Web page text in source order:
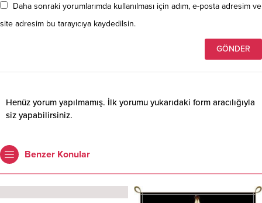
Daha sonraki yorumlarımda kullanılması için adım, e-posta adresim ve
site adresim bu tarayıcıya kaydedilsin.
Henüz yorum yapılmamış. İlk yorumu yukarıdaki form aracılığıyla
siz yapabilirsiniz.
Benzer Konular